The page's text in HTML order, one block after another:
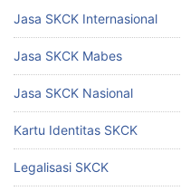
Jasa SKCK Internasional
Jasa SKCK Mabes
Jasa SKCK Nasional
Kartu Identitas SKCK
Legalisasi SKCK